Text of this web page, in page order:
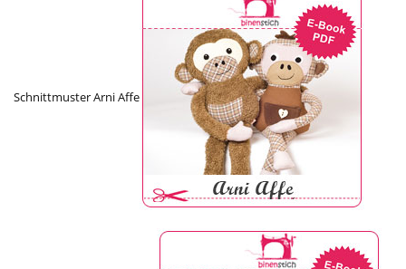
Schnittmuster Arni Affe